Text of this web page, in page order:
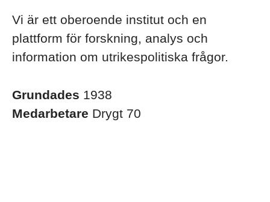
Vi är ett oberoende institut och en
plattform för forskning, analys och
information om utrikespolitiska frågor.
Grundades 1938
Medarbetare Drygt 70